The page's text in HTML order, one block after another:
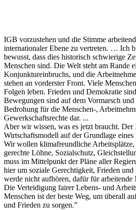
IGB vorzustehen und die Stimme
internationaler Ebene zu vertreten. … Ich
bewusst, dass dies historisch schwierige
Menschen sind. Die Welt steht am Rande
Konjunktureinbruchs, und die
stehen an vorderster Front. Viele
Folgen leben. Frieden und Demokratie
Bewegungen sind auf dem Vormarsch
Bedrohung für die Menschen-,
Gewerkschaftsrechte dar. ...
Aber wir wissen, was es jetzt braucht.
Wirtschaftsmodell auf der Grundlage eines
Wir wollen klimafreundliche Arbeitsplätze,
gerechte Löhne, Sozialschutz,
muss im Mittelpunkt der Pläne aller
hier um soziale Gerechtigkeit, Frieden
werde nicht aufhören, dafür für arbeitende
Die Verteidigung fairer Lebens- und
Menschen ist der beste Weg, um überall
und Frieden zu sorgen.”